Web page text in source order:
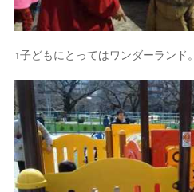
↑子どもにとってはワンダーランド。